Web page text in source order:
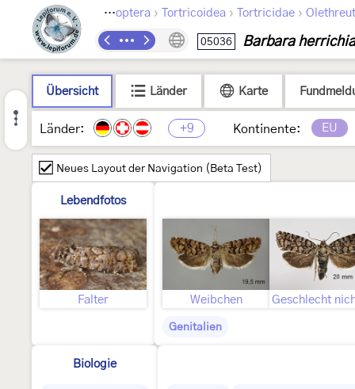
Lepidoptera › Tortricoidea › Tortricidae ›
05036 Barbara
Übersicht Länder Karte
Länder: +9 Kontinente: EU
Neues Layout der Navigation (Beta Test)
Lebendfotos
Falter Weibchen
Genitalien
Biologie